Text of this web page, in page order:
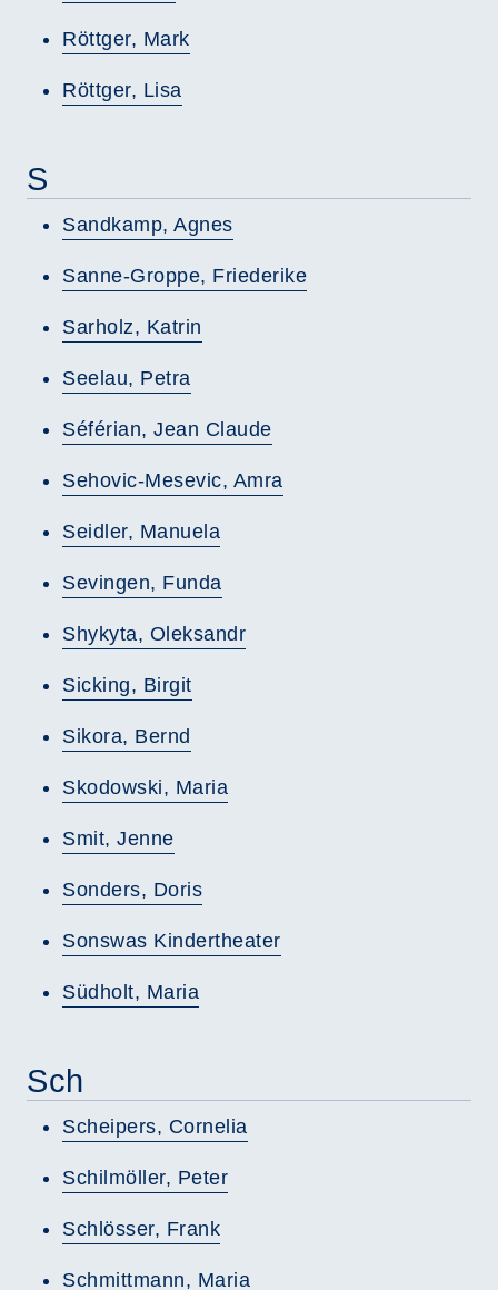
Röttger, Mark
Röttger, Lisa
S
Sandkamp, Agnes
Sanne-Groppe, Friederike
Sarholz, Katrin
Seelau, Petra
Séférian, Jean Claude
Sehovic-Mesevic, Amra
Seidler, Manuela
Sevingen, Funda
Shykyta, Oleksandr
Sicking, Birgit
Sikora, Bernd
Skodowski, Maria
Smit, Jenne
Sonders, Doris
Sonswas Kindertheater
Südholt, Maria
Sch
Scheipers, Cornelia
Schilmöller, Peter
Schlösser, Frank
Schmittmann, Maria